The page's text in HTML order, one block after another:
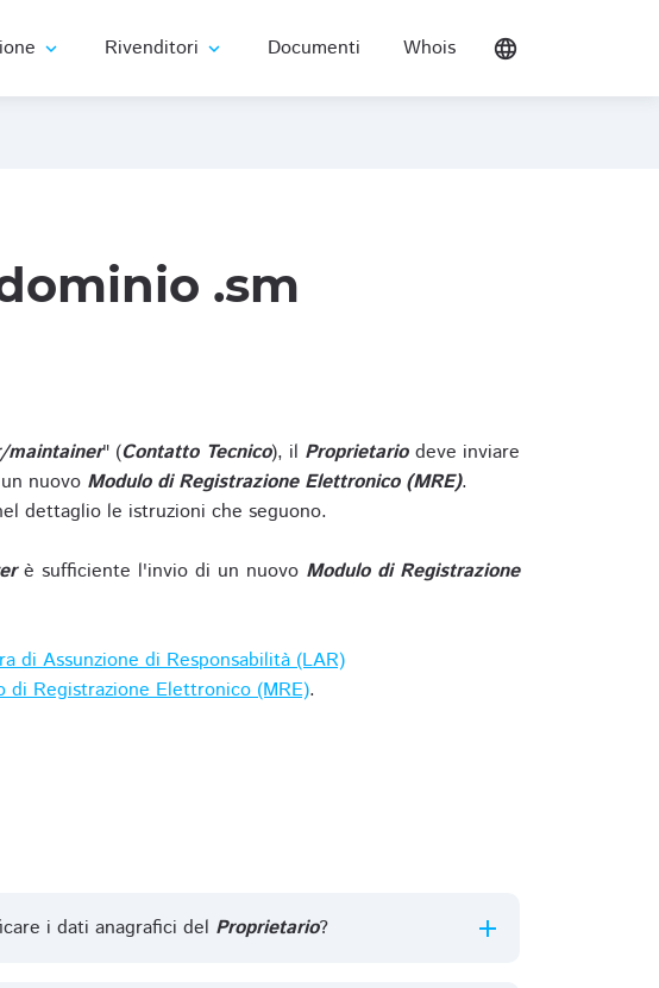
expand_more Rivenditori expand_more Documenti Whois language
.sm
maintainer" (Contatto Tecnico), il Proprietariodeve inviare
nuovo Modulo di Registrazione Elettronico (MRE).
dettaglio le istruzioni che seguono.
è sufficiente l'invio di un nuovo Modulo di Registrazione
di Assunzione di Responsabilità (LAR)
di Registrazione Elettronico (MRE).
i dati anagrafici del Proprietario?